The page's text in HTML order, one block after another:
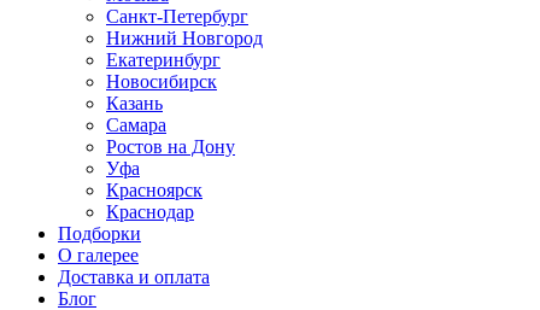
Санкт-Петербург
Нижний Новгород
Екатеринбург
Новосибирск
Казань
Самара
Ростов на Дону
Уфа
Красноярск
Краснодар
Подборки
О галерее
Доставка и оплата
Блог